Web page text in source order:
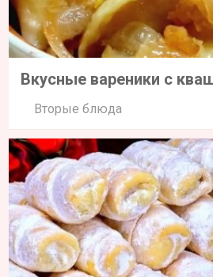
Вкусные вареники с
Вторые блюда